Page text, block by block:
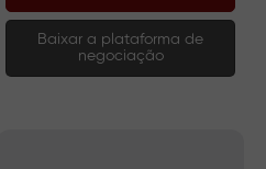
Baixar a plataforma de
negociação